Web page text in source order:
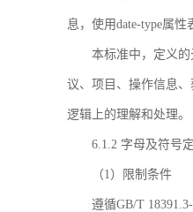
息，使用date-type属
本标准中，定义
议、项目、操作信息
逻辑上的理解和处理。
6.1.2 字母及符号
（1）限制条件
遵循GB/T